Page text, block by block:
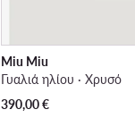
Miu Miu
Γυαλιά ηλίου · Χρυσό
390,00€